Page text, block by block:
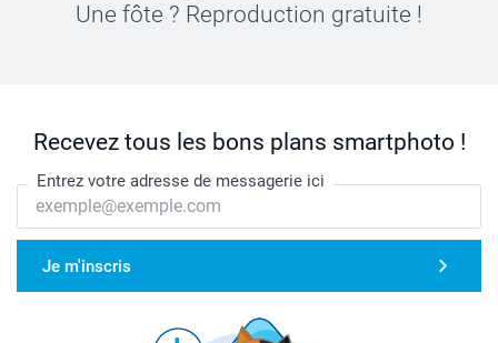
Une fôte ? Reproduction gratuite !
Recevez tous les bons plans smartphoto !
Entrez votre adresse de messagerie ici
Je m'inscris